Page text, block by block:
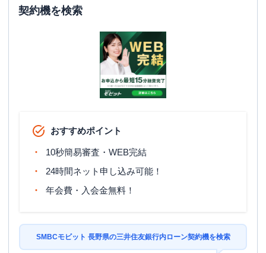
契約機を検索
おすすめポイント
10秒簡易審査・WEB完結
24時間ネット申し込み可能！
年会費・入会金無料！
SMBCモビット 長野県の三井住友銀行内ローン契約機を検索